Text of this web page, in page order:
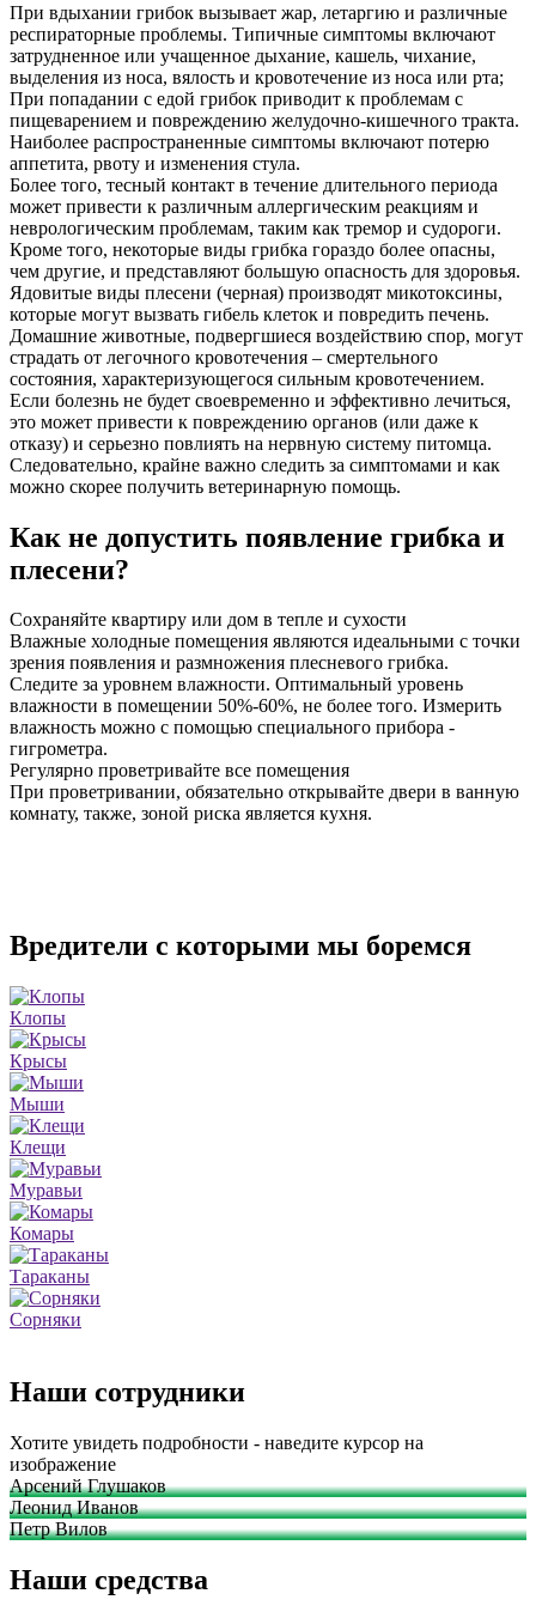
При вдыхании грибок вызывает жар, летаргию и различные
респираторные проблемы. Типичные симптомы включают
затрудненное или учащенное дыхание, кашель, чихание,
выделения из носа, вялость и кровотечение из носа или рта;
При попадании с едой грибок приводит к проблемам с
пищеварением и повреждению желудочно-кишечного тракта.
Наиболее распространенные симптомы включают потерю
аппетита, рвоту и изменения стула.
Более того, тесный контакт в течение длительного периода
может привести к различным аллергическим реакциям и
неврологическим проблемам, таким как тремор и судороги.
Кроме того, некоторые виды грибка гораздо более опасны,
чем другие, и представляют большую опасность для здоровья.
Ядовитые виды плесени (черная) производят микотоксины,
которые могут вызвать гибель клеток и повредить печень.
Домашние животные, подвергшиеся воздействию спор, могут
страдать от легочного кровотечения – смертельного
состояния, характеризующегося сильным кровотечением.
Если болезнь не будет своевременно и эффективно лечиться,
это может привести к повреждению органов (или даже к
отказу) и серьезно повлиять на нервную систему питомца.
Следовательно, крайне важно следить за симптомами и как
можно скорее получить ветеринарную помощь.
Как не допустить появление грибка и
плесени?
Сохраняйте квартиру или дом в тепле и сухости
Влажные холодные помещения являются идеальными с точки
зрения появления и размножения плесневого грибка.
Следите за уровнем влажности. Оптимальный уровень
влажности в помещении 50%-60%, не более того. Измерить
влажность можно с помощью специального прибора -
гигрометра.
Регулярно проветривайте все помещения
При проветривании, обязательно открывайте двери в ванную
комнату, также, зоной риска является кухня.
Вредители с которыми мы боремся
Клопы
Крысы
Мыши
Клещи
Муравьи
Комары
Тараканы
Сорняки
Наши сотрудники
Хотите увидеть подробности - наведите курсор на
изображение
Арсений Глушаков
Леонид Иванов
Петр Вилов
Наши средства